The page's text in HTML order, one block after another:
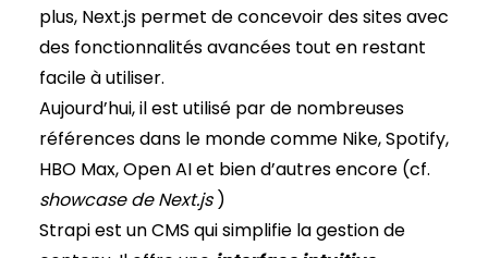
plus, Next.js permet de concevoir des sites avec
des fonctionnalités avancées tout en restant
facile à utiliser.
Aujourd’hui, il est utilisé par de nombreuses
références dans le monde comme Nike, Spotify,
HBO Max, Open AI et bien d’autres encore (cf.
showcase de Next.js)
Strapi est un CMS qui simplifie la gestion de